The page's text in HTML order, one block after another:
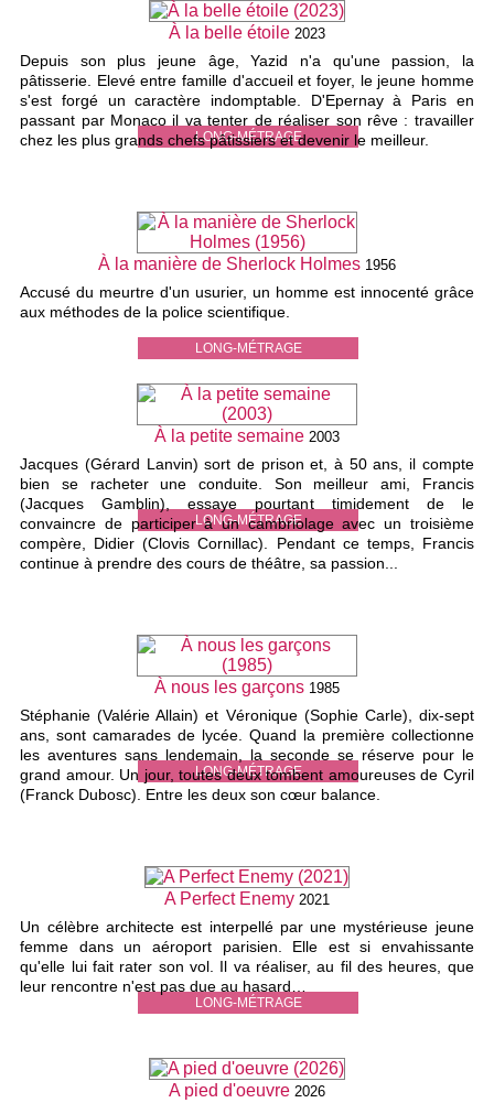
LONG-MÉTRAGE
À la belle étoile 2023
Depuis son plus jeune âge, Yazid n'a qu'une passion, la
pâtisserie. Elevé entre famille d'accueil et foyer, le jeune homme
s'est forgé un caractère indomptable. D'Epernay à Paris en
passant par Monaco il va tenter de réaliser son rêve : travailler
chez les plus grands chefs pâtissiers et devenir le meilleur.
LONG-MÉTRAGE
À la manière de Sherlock Holmes 1956
Accusé du meurtre d'un usurier, un homme est innocenté grâce
aux méthodes de la police scientifique.
LONG-MÉTRAGE
À la petite semaine 2003
Jacques (Gérard Lanvin) sort de prison et, à 50 ans, il compte
bien se racheter une conduite. Son meilleur ami, Francis
(Jacques Gamblin), essaye pourtant timidement de le
convaincre de participer à un cambriolage avec un troisième
compère, Didier (Clovis Cornillac). Pendant ce temps, Francis
continue à prendre des cours de théâtre, sa passion...
LONG-MÉTRAGE
À nous les garçons 1985
Stéphanie (Valérie Allain) et Véronique (Sophie Carle), dix-sept
ans, sont camarades de lycée. Quand la première collectionne
les aventures sans lendemain, la seconde se réserve pour le
grand amour. Un jour, toutes deux tombent amoureuses de Cyril
(Franck Dubosc). Entre les deux son cœur balance.
LONG-MÉTRAGE
A Perfect Enemy 2021
Un célèbre architecte est interpellé par une mystérieuse jeune
femme dans un aéroport parisien. Elle est si envahissante
qu'elle lui fait rater son vol. Il va réaliser, au fil des heures, que
leur rencontre n'est pas due au hasard…
A pied d'oeuvre 2026